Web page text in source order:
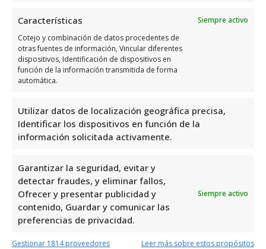
Características
Siempre activo
Cotejo y combinación de datos procedentes de
otras fuentes de información, Vincular diferentes
dispositivos, Identificación de dispositivos en
función de la información transmitida de forma
automática.
Utilizar datos de localización geográfica precisa,
Identificar los dispositivos en función de la
información solicitada activamente.
Garantizar la seguridad, evitar y
detectar fraudes, y eliminar fallos,
Ofrecer y presentar publicidad y
contenido, Guardar y comunicar las
preferencias de privacidad.
Siempre activo
Gestionar 1814 proveedores Leer más sobre estos propósitos
Jueves
Viernes
9:00 a 14:00
Sábado
Cerrado
Domingo
Cerrado
Opiniones y información
adicional sobre Victor Sarabia
Grau FotografíA
Victor Sarabia Grau Fotografía
profesional destacado en el área de
Fotógrafos Profesionales en Orihuela,
Alicante. Con una impresionante valoración
de 5,0 basada en 25 reseñas, su trabajo es